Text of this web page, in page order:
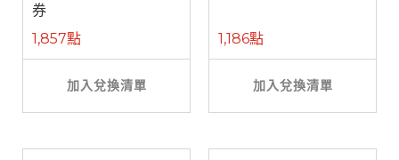
券
1,857點
加入兌換清單
1,186點
加入兌換清單